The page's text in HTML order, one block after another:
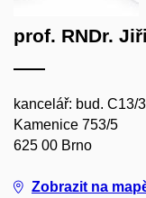
prof. RNDr.
kancelář: bud. C13/
Kamenice 753/5
625 00 Brno
Zobrazit na